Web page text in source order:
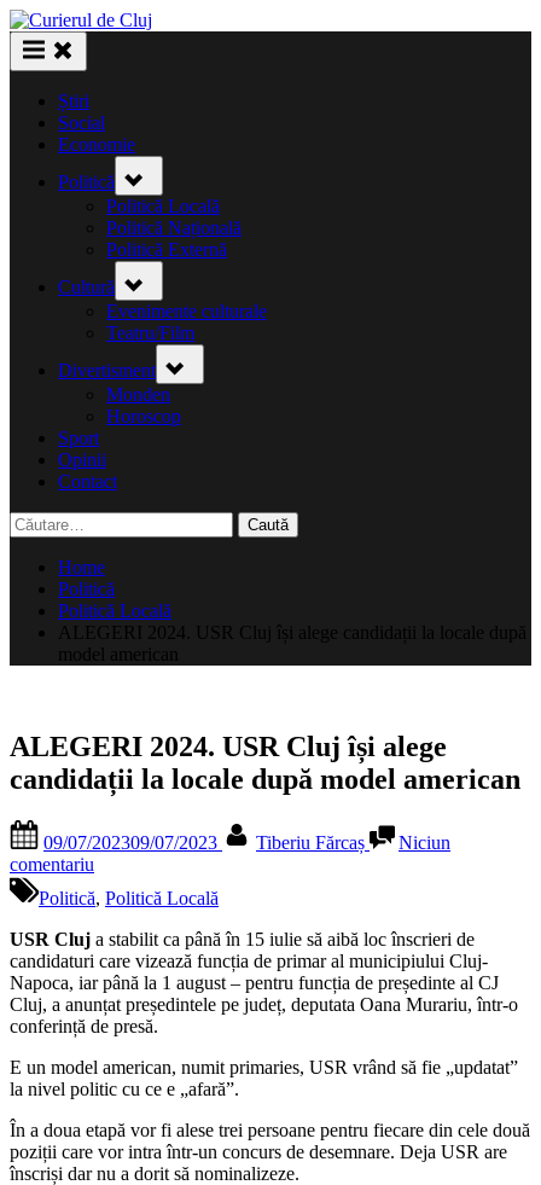
Skip
to
content
Știri
Social
Economie
Politică
sub-
menu
Politică Locală
Politică Națională
Politică Externă
Cultură
sub-
menu
Evenimente culturale
Teatru/Film
Divertisment sub-
menu
Monden
Horoscop
Sport
Opinii
Contact
Caută
după:
Home
Politică
Politică Locală
ALEGERI 2024. USR Cluj își alege candidații la locale după
model american
ALEGERI 2024. USR Cluj își alege
candidații la locale după model american
on
09/07/202309/07/2023 Tiberiu Fărcaș
Niciun
comentariu
2024.
USR
Cluj
își
alege
candidații
la
locale
după
model
american
Politică, Politică Locală
USR Cluj a stabilit ca până în 15 iulie să aibă loc înscrieri de
candidaturi care vizează funcția de primar al municipiului Cluj-
Napoca, iar până la 1 august – pentru funcția de președinte al CJ
Cluj, a anunțat președintele pe județ, deputata Oana Murariu, într-o
conferință de presă.
E un model american, numit primaries, USR vrând să fie „updatat”
la nivel politic cu ce e „afară”.
În a doua etapă vor fi alese trei persoane pentru fiecare din cele două
poziții care vor intra într-un concurs de desemnare. Deja USR are
înscriși dar nu a dorit să nominalizeze.